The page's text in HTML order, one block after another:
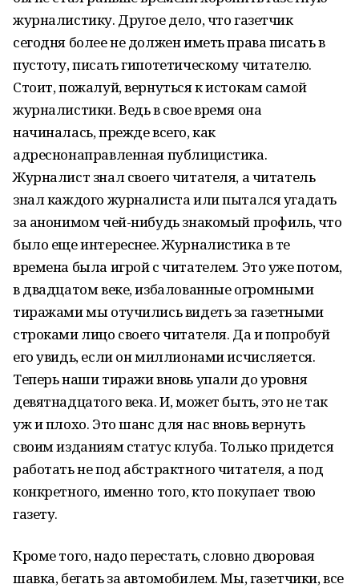
журналистику. Другое дело, что газетчик
сегодня более не должен иметь права писать в
пустоту, писать гипотетическому читателю.
Стоит, пожалуй, вернуться к истокам самой
журналистики. Ведь в свое время она
начиналась, прежде всего, как
адреснонаправленная публицистика.
Журналист знал своего читателя, а читатель
знал каждого журналиста или пытался угадать
за анонимом чей-нибудь знакомый профиль, что
было еще интереснее. Журналистика в те
времена была игрой с читателем. Это уже потом,
в двадцатом веке, избалованные огромными
тиражами мы отучились видеть за газетными
строками лицо своего читателя. Да и попробуй
его увидь, если он миллионами исчисляется.
Теперь наши тиражи вновь упали до уровня
девятнадцатого века. И, может быть, это не так
уж и плохо. Это шанс для нас вновь вернуть
своим изданиям статус клуба. Только придется
работать не под абстрактного читателя, а под
конкретного, именно того, кто покупает твою
газету.
Кроме того, надо перестать, словно дворовая
шавка, бегать за автомобилем. Мы, газетчики, все